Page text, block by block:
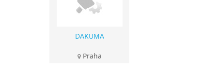
DAKUMA
Praha